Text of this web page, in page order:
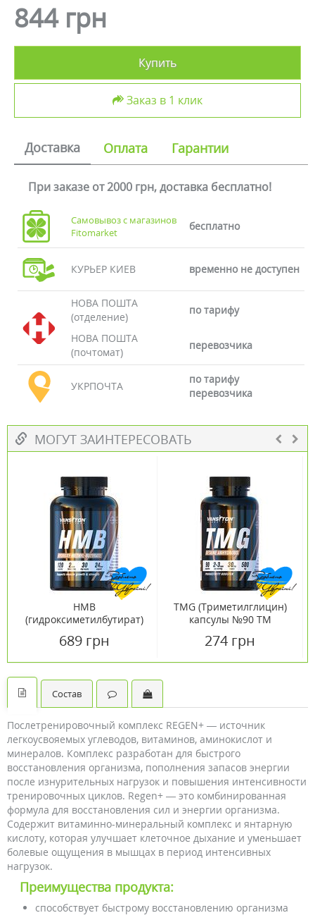
844 грн
Купить
Заказ в 1 клик
Доставка Оплата Гарантии
При заказе от 2000 грн, доставка бесплатно!
Самовывоз с магазинов
Fitomarket
бесплатно
КУРЬЕР КИЕВ временно не доступен
НОВА ПОШТА
(отделение)
по тарифу
НОВА ПОШТА
(почтомат)
перевозчика
УКРПОЧТА
по тарифу
перевозчика
МОГУТ ЗАИНТЕРЕСОВАТЬ
HMB
(гидроксиметилбутират)
/ Vansiton
689 грн
TMG (Триметилглицин)
капсулы №90 ТМ
274 грн
Состав
Послетренировочный комплекс REGEN+ — источник
легкоусвояемых углеводов, витаминов, аминокислот и
минералов. Комплекс разработан для быстрого
восстановления организма, пополнения запасов энергии
после изнурительных нагрузок и повышения интенсивности
тренировочных циклов. Regen+ — это комбинированная
формула для восстановления сил и энергии организма.
Содержит витаминно-минеральный комплекс и янтарную
кислоту, которая улучшает клеточное дыхание и уменьшает
болевые ощущения в мышцах в период интенсивных
нагрузок.
Преимущества продукта:
способствует быстрому восстановлению организма